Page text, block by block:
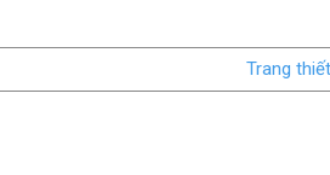
Trang